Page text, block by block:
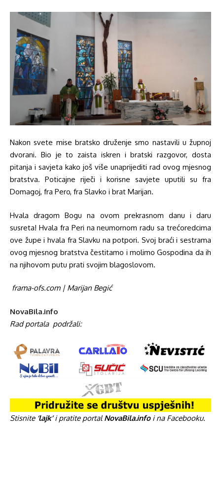
Nakon svete mise bratsko druženje smo nastavili u župnoj
dvorani. Bio je to zaista iskren i bratski razgovor, dosta
pitanja i savjeta kako još više unaprijediti rad ovog mjesnog
bratstva. Poticajne riječi i korisne savjete uputili su fra
Domagoj, fra Pero, fra Slavko i brat Marijan.
Hvala dragom Bogu na ovom prekrasnom danu i daru
susreta! Hvala fra Peri na neumornom radu sa trećoredcima
ove župe i hvala fra Slavku na potpori. Svoj braći i sestrama
ovog mjesnog bratstva čestitamo i molimo Gospodina da ih
na njihovom putu prati svojim blagoslovom.
frama-ofs.com | Marijan Begić
NovaBila.info
Rad portala podržali:
Stisnite ‘lajk’i pratite portal NovaBila.infoi na Facebooku.